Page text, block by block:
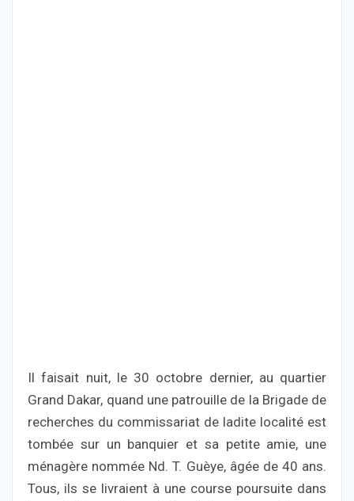
Il faisait nuit, le 30 octobre dernier, au quartier
Grand Dakar, quand une patrouille de la Brigade de
recherches du commissariat de ladite localité est
tombée sur un banquier et sa petite amie, une
ménagère nommée Nd. T. Guèye, âgée de 40 ans.
Tous, ils se livraient à une course poursuite dans